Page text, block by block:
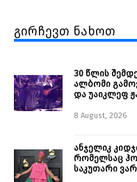
გირჩევთ ნახოთ
30 წლის
ალბომი
და უაიკლეფ
8 August, 2026
ანჯელიკ
რომელსაც
საკუთარი